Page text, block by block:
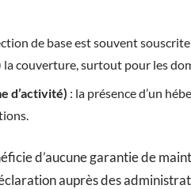
de base est souvent
couverture, surtout pour les
d’activité) : la présence d’un
d’aucune garantie de
auprès des